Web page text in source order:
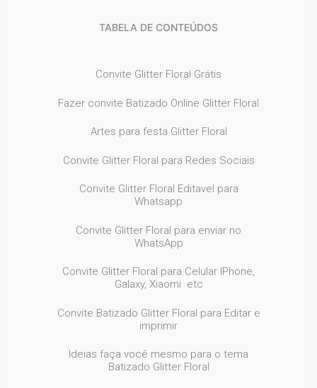
TABELA DE CONTEÚDOS
Convite Glitter Floral Grátis
Fazer convite Batizado Online Glitter Floral
Artes para festa Glitter Floral
Convite Glitter Floral para Redes Sociais
Convite Glitter Floral Editavel para
Whatsapp
Convite Glitter Floral para enviar no
WhatsApp
Convite Glitter Floral para Celular IPhone,
Galaxy, Xiaomi etc
Convite Batizado Glitter Floral para Editar e
imprimir
Ideias faça você mesmo para o tema
Batizado Glitter Floral